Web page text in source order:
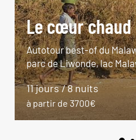
Le cœur chaud
Autotour best-of du
parc de Liwonde, lac
11 jours / 8 nuits
à partir de 3700€